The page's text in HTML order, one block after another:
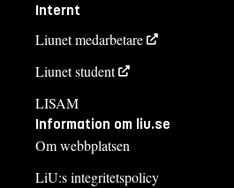
Internt
Liunet medarbetare
Liunet student
LISAM
Information om liu.se
Om webbplatsen
LiU:s integritetspolicy